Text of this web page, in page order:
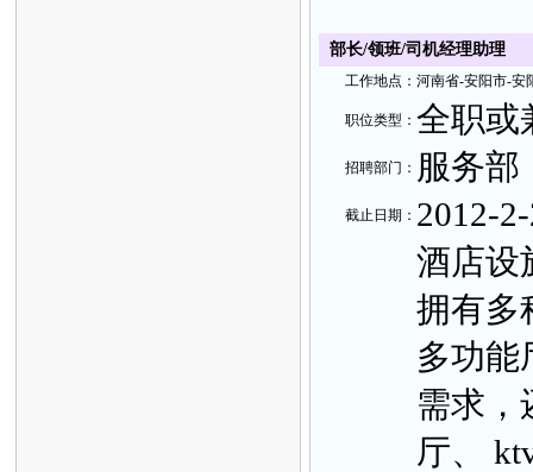
部长/领班/司机经理助理
工作地点： 河南省-安阳市-安
职位类型： 全职或
招聘部门： 服务部
截止日 期： 2012-
酒店设
拥有多
多功能
需求，
厅、